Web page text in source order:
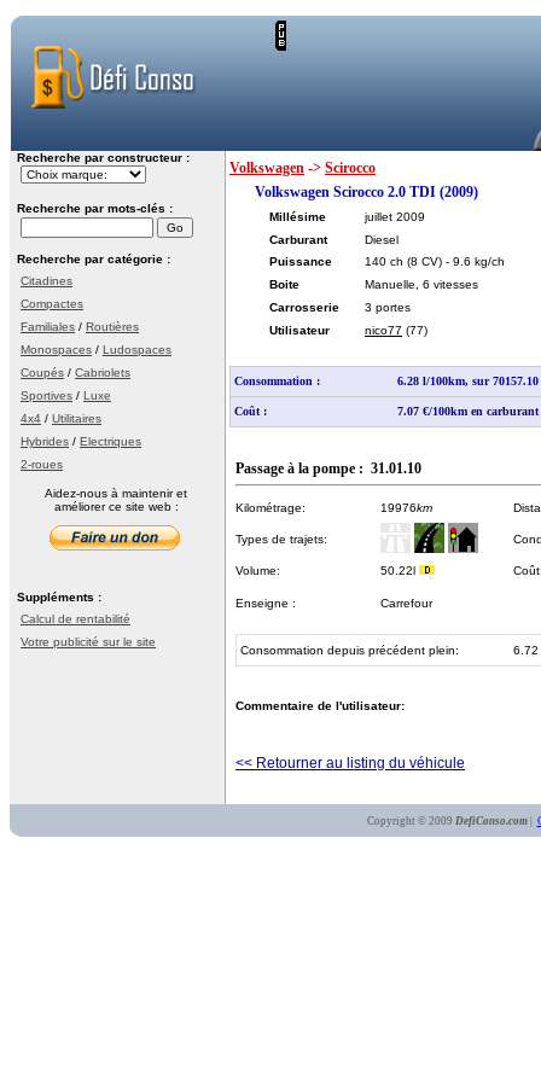
Recherche par constructeur :
Recherche par mots-clés :
Recherche par catégorie :
Citadines
Compactes
Familiales / Routières
Monospaces / Ludospaces
Coupés / Cabriolets
Sportives / Luxe
4x4 / Utilitaires
Hybrides / Electriques
2-roues
Aidez-nous à maintenir et
améliorer ce site web :
Suppléments :
Calcul de rentabilité
Votre publicité sur le site
Volkswagen -> Scirocco
Volkswagen Scirocco 2.0 TDI (2009)
Millésime
juillet 2009
Carburant
Diesel
Puissance
140 ch (8 CV) - 9.6 kg/ch
Boite
Manuelle, 6 vitesses
Carrosserie
3 portes
Utilisateur
nico77 (77)
Consommation : 6.28 l/100km, sur
Coût : 7.07 €/100km en carburant
Passage à la pompe : 31.01.10
Kilométrage: 19976km
Types de trajets:
Volume: 50.22l
Enseigne : Carrefour
Consommation depuis précédent plein: 6.72
Commentaire de l'utilisateur:
<< Retourner au listing du véhicule
Copyright © 2009 DefiConso.com|